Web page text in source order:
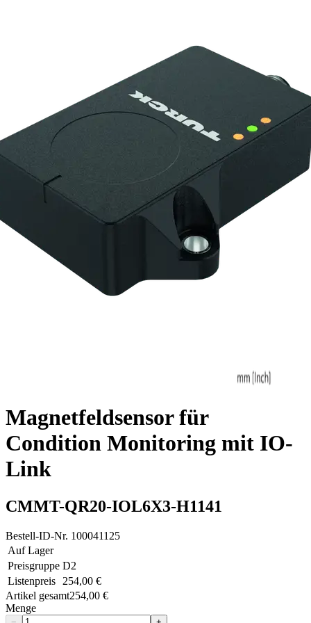
Magnetfeldsensor für
Condition Monitoring mit IO-
Link
CMMT-QR20-IOL6X3-H1141
Bestell-ID-Nr. 100041125
Auf Lager
Preisgruppe D2
Listenpreis
254,00 €
Artikel gesamt254,00 €
Menge